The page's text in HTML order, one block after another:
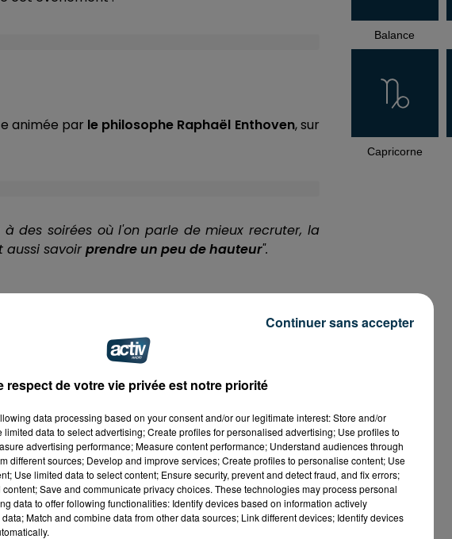
animée par le philosophe Raphaël Enthoven, sur
des soirées où l'on parle de mieux recruter, la
aussi savoir prendre un peu de hauteur".
équitablement à trois associations de la
Balance
Capricorne
respect de votre vie privée est notre priorité
data processing based on your consent and/or our legitimate interest: Store and/or
data to select advertising; Create profiles for personalised advertising; Use profiles to
advertising performance; Measure content performance; Understand audiences through
different sources; Develop and improve services; Create profiles to personalise content; Use
Use limited data to select content; Ensure security, prevent and detect fraud, and fix errors;
Save and communicate privacy choices. These technologies may process personal
data to offer following functionalities: Identify devices based on information actively
Match and combine data from other data sources; Link different devices; Identify devices
Continuer sans accepter